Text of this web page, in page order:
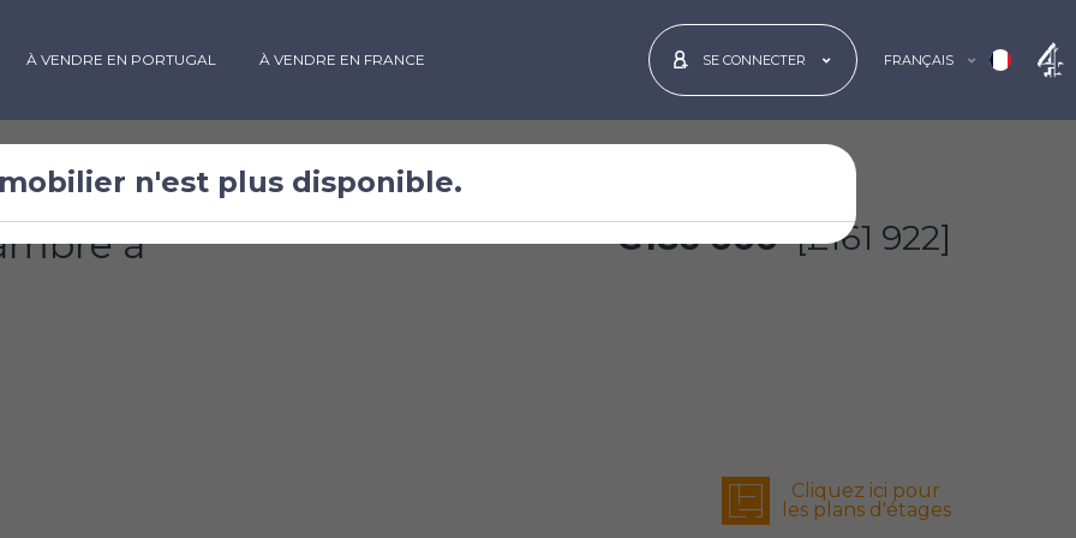
À VENDRE EN PORTUGAL À VENDRE EN FRANCE SE CONNECTER FRANÇAIS
à
€186 000 [£161 922]
Cliquez ici pour
les plans d'étages
n'est plus disponible.